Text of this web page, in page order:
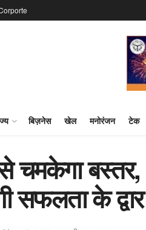
बिज़नेस खेल मनोरंजन टेक
चमकेगा बस्तर,
सफलता के द्वार